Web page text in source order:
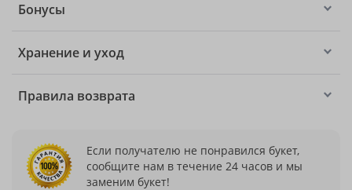
Бонусы
Хранение и уход
Правила возврата
Если получателю не понравился букет,
сообщите нам в течение 24 часов и мы
заменим букет!